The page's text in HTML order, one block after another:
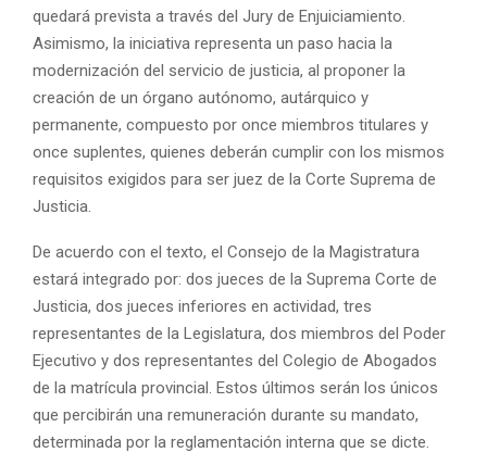
quedará prevista a través del Jury de Enjuiciamiento.
Asimismo, la iniciativa representa un paso hacia la
modernización del servicio de justicia, al proponer la
creación de un órgano autónomo, autárquico y
permanente, compuesto por once miembros titulares y
once suplentes, quienes deberán cumplir con los mismos
requisitos exigidos para ser juez de la Corte Suprema de
Justicia.
De acuerdo con el texto, el Consejo de la Magistratura
estará integrado por: dos jueces de la Suprema Corte de
Justicia, dos jueces inferiores en actividad, tres
representantes de la Legislatura, dos miembros del Poder
Ejecutivo y dos representantes del Colegio de Abogados
de la matrícula provincial. Estos últimos serán los únicos
que percibirán una remuneración durante su mandato,
determinada por la reglamentación interna que se dicte.